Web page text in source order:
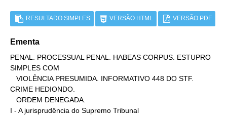
RESULTADO SIMPLES VERSÃO HTML VERSÃO PDF
Ementa
PENAL. PROCESSUAL PENAL. HABEAS CORPUS. ESTUPRO
SIMPLES COM
CRIME HEDIONDO.
I - A jurisprudência do Supremo Tribunal